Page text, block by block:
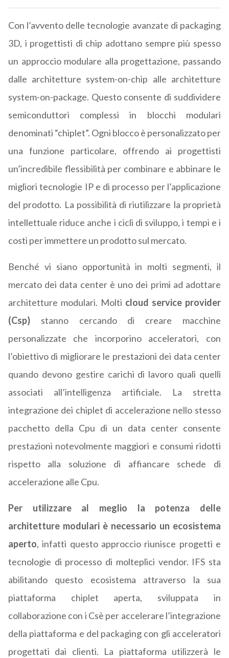
Con l’avvento delle tecnologie avanzate di packaging
3D, i progettisti di chip adottano sempre più spesso
un approccio modulare alla progettazione, passando
dalle architetture system-on-chip alle architetture
system-on-package. Questo consente di suddividere
semiconduttori complessi in blocchi modulari
denominati “chiplet”. Ogni blocco è personalizzato per
una funzione particolare, offrendo ai progettisti
un’incredibile flessibilità per combinare e abbinare le
migliori tecnologie IP e di processo per l’applicazione
del prodotto. La possibilità di riutilizzare la proprietà
intellettuale riduce anche i cicli di sviluppo, i tempi e i
costi per immettere un prodotto sul mercato.
Benché vi siano opportunità in molti segmenti, il
mercato dei data center è uno dei primi ad adottare
architetture modulari. Molti cloud service provider
(Csp)stanno cercando di creare macchine
personalizzate che incorporino acceleratori, con
l’obiettivo di migliorare le prestazioni dei data center
quando devono gestire carichi di lavoro quali quelli
associati all’intelligenza artificiale. La stretta
integrazione dei chiplet di accelerazione nello stesso
pacchetto della Cpu di un data center consente
prestazioni notevolmente maggiori e consumi ridotti
rispetto alla soluzione di affiancare schede di
accelerazione alle Cpu.
Per utilizzare al meglio la potenza delle
architetture modulari è necessario un ecosistema
aperto, infatti questo approccio riunisce progetti e
tecnologie di processo di molteplici vendor. IFS sta
abilitando questo ecosistema attraverso la sua
piattaforma chiplet aperta, sviluppata in
collaborazione con i Csè per accelerare l’integrazione
della piattaforma e del packaging con gli acceleratori
progettati dai clienti. La piattaforma utilizzerà le